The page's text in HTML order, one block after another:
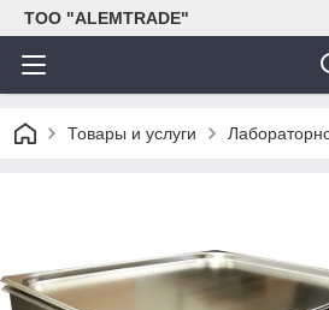
ТОО "ALEMTRADE"
Товары и услуги